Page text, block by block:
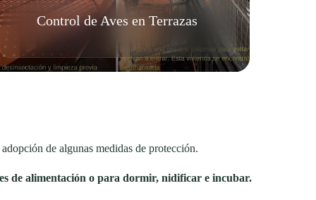
Control de Aves en Terrazas
de algunas medidas de protección.
de alimentación o para dormir, nidificar e incubar.